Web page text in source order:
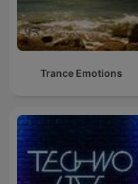
Trance Emotions